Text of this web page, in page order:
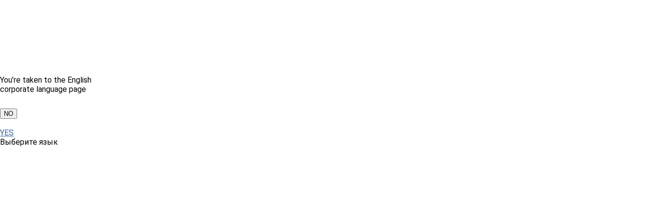
You’re taken to the English
corporate language page
NO
YES
Выберите язык